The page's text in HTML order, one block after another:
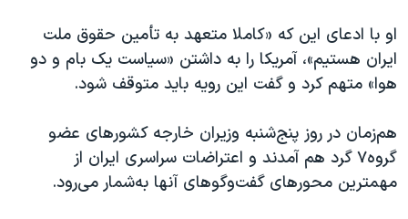
او با ادعای این که «کاملا متعهد به تأمین حقوق ملت
ایران هستیم»، آمریکا را به داشتن «سیاست یک بام و دو
هوا» متهم کرد و گفت این رویه باید متوقف شود.
هم‌زمان در روز پنج‌شنبه وزیران خارجه کشورهای عضو
گروه۷ گرد هم آمدند و اعتراضات سراسری ایران از
مهمترین محورهای گفت‌وگوهای آنها به‌شمار می‌رود.